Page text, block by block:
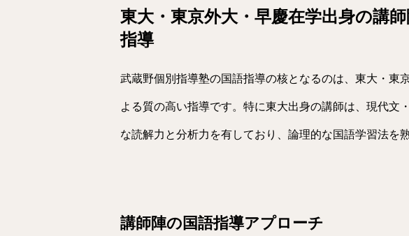
東大・東京外大・早慶在学出身の講
指導
武蔵野個別指導塾の国語指導の核となるのは、東大・東
よる質の高い指導です。特に東大出身の講師は、現代文
な読解力と分析力を有しており、論理的な国語学習法を
講師陣の国語指導アプローチ